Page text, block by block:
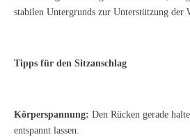
stabilen Untergrunds zur Unterstützung der
Tipps für den Sitzanschlag
Körperspannung: Den Rücken gerade
entspannt lassen.